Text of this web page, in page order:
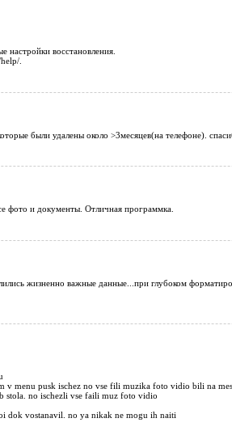
настройки восстановления.
.
были удалены около >3месяцев(на телефоне).
фото и документы. Отличная программка.
жизненно важные данные...при глубоком
menu pusk ischez no vse fili muzika foto vidio bili na
stola. no ischezli vse faili muz foto vidio
dok vostanavil. no ya nikak ne mogu ih naiti